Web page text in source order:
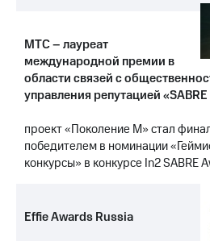
Достижения
Интервью
отчетность
Контакты
регионе
МТС – лауреат
международной премии в
области связей с
управления репутацией
проект «Поколение М» стал
победителем в номинации
конкурсы» в конкурсе In2 SABRE
Effie Awards Russia